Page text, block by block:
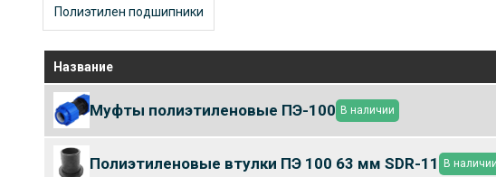
Полиэтилен подшипники
Название
Муфты полиэтиленовые ПЭ-100 В наличии
Полиэтиленовые втулки ПЭ 100 63 мм SDR-11 В наличии